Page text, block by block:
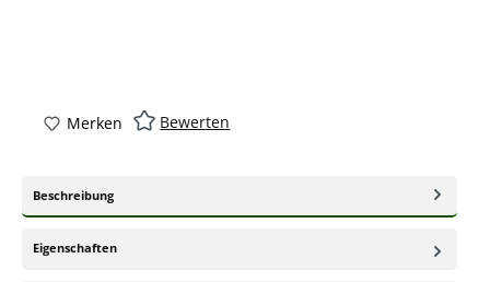
Merken Bewerten
Beschreibung
Eigenschaften